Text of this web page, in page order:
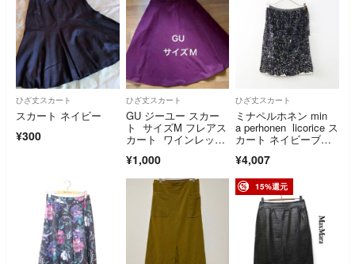
ひざ丈スカート
スカート ネイビー
¥300
ひざ丈スカート
GU ジーユー スカー
ト サイズM フレアス
カート ワインレッ
¥1,000
ひざ丈スカート
ミナペルホネン min
a perhonen licorice ス
カート ネイビーブラ
丈 コットン ウエスト
ゴム【240001510061
6】
¥4,007
15%還元